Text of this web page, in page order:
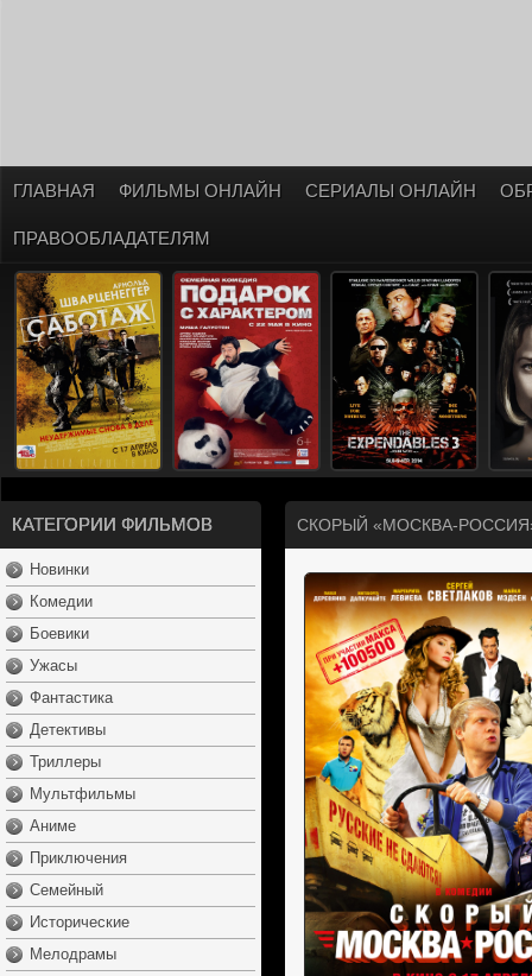
ГЛАВНАЯ ФИЛЬМЫ ОНЛАЙН СЕРИАЛЫ ОНЛАЙН
ПРАВООБЛАДАТЕЛЯМ
КАТЕГОРИИ ФИЛЬМОВ
Новинки
Комедии
Боевики
Ужасы
Фантастика
Детективы
Триллеры
Мультфильмы
Аниме
Приключения
Семейный
Исторические
Мелодрамы
СКОРЫЙ «МОСКВА-